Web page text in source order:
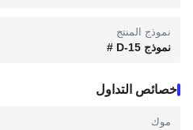
نموذج المنتج
نموذج 15-D #
خصائص التداول
موك